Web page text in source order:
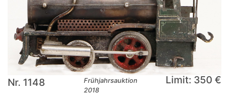
Nr. 1148
Frühjahrsauktion
2018
Limit: 350 €